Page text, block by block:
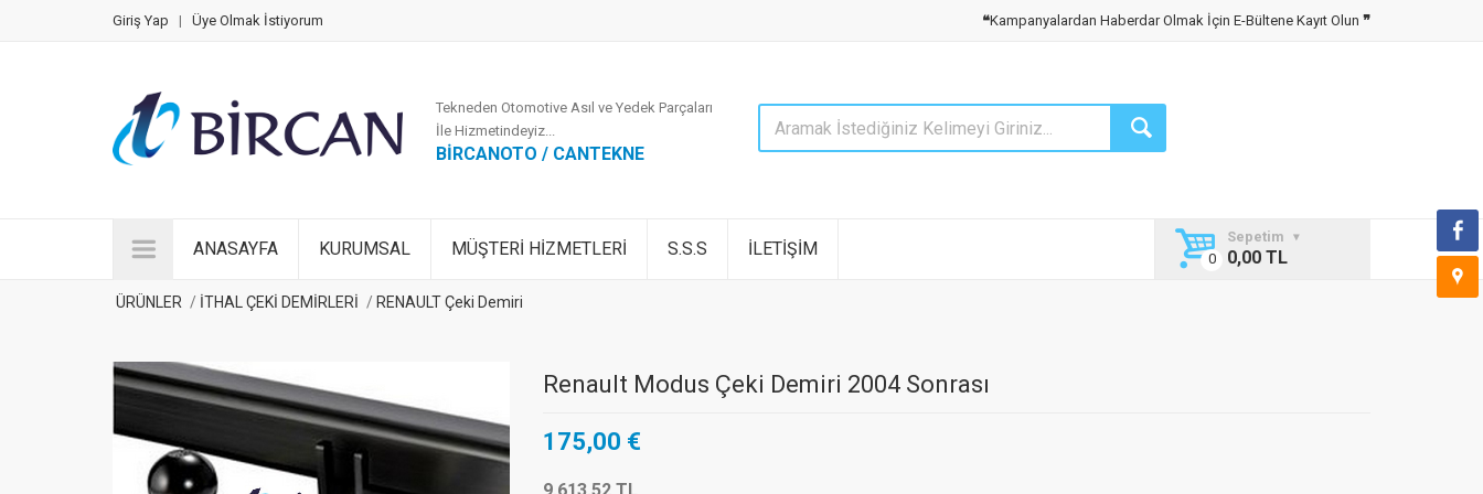
Giriş Yap | Üye Olmak İstiyorum ❝Kampanyalardan Haberdar Olmak İçin E-Bültene Kayıt Olun ❞
Tekneden Otomotive Asıl ve Yedek Parçaları
İle Hizmetindeyiz...
BİRCANOTO / CANTEKNE
ANASAYFA KURUMSAL MÜŞTERİ HİZMETLERİ S.S.S İLETİŞİM
Sepetim
0,00 TL
ÜRÜNLER İTHAL ÇEKİ DEMİRLERİ RENAULT Çeki Demiri
Renault Modus Çeki Demiri 2004 Sonrası
175,00 €